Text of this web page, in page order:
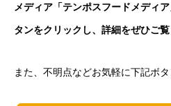
メディア「テンポスフードメディ
タンをクリックし、詳細をぜひご
また、不明点などお気軽に下記ボ